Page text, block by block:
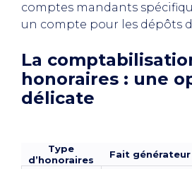
comptes mandants
un compte pour les dépôts
La
honoraires : une
délicate
Type
d’honoraires
Fait générateur